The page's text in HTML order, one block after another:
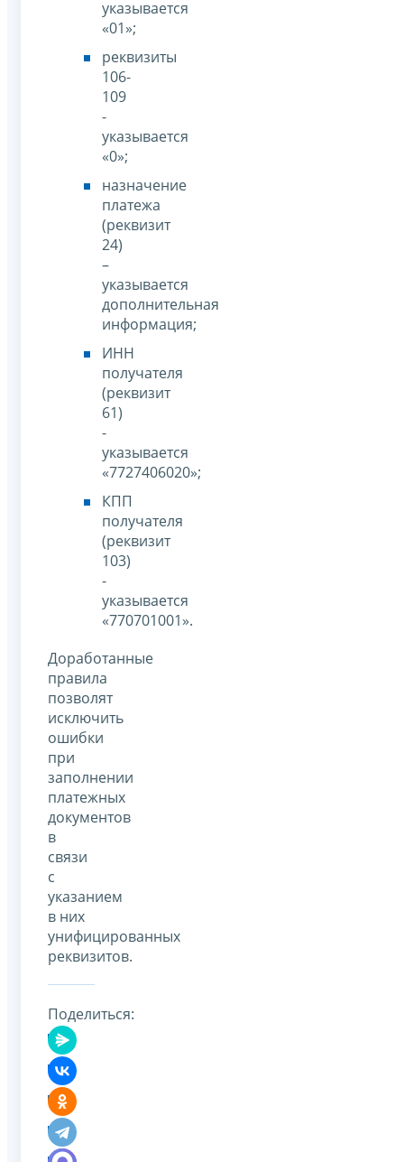
указывается
«01»;
реквизиты
106-
109
-
указывается
«0»;
назначение
платежа
(реквизит
24)
–
указывается
дополнительная
информация;
ИНН
получателя
(реквизит
61)
-
указывается
«7727406020»;
КПП
получателя
(реквизит
103)
-
указывается
«770701001».
Доработанные
правила
позволят
исключить
ошибки
при
заполнении
платежных
документов
в
связи
с
указанием
в них
унифицированных
реквизитов.
Поделиться: